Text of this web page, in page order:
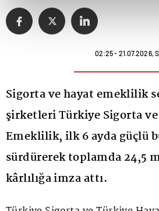
02:25 - 21.07.2026,
Sigorta ve hayat emeklilik
şirketleri Türkiye Sigorta
Emeklilik, ilk 6 ayda güçlü
sürdürerek toplamda 24,5
kârlılığa imza attı.